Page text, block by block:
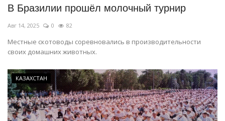
В Бразилии прошёл молочный турнир
Авг 14, 2025 0 82
Местные скотоводы соревновались в производительности
своих домашних животных.
КАЗАХСТАН